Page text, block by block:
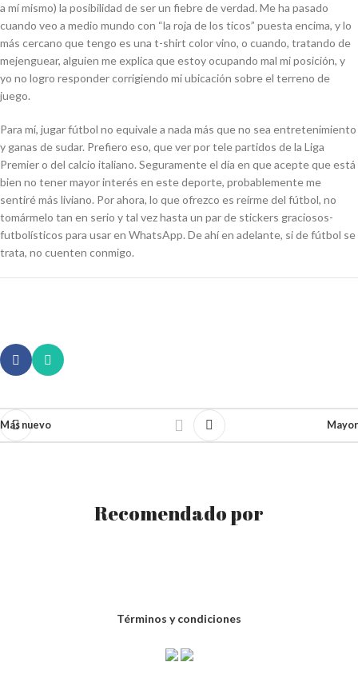
a mí mismo) la posibilidad de ser un fiebre de verdad. Me ha pasado
cuando veo a medio mundo con “la roja de los ticos” puesta encima, y lo
más cercano que tengo es una t-shirt color vino, o cuando, tratando de
mejenguear, alguien me explica que estoy ocupando mal mi posición, y
yo no logro responder corrigiendo mi ubicación sobre el terreno de
juego.
Para mí, jugar fútbol no equivale a nada más que no sea entretenimiento
y ganas de sudar. Prefiero eso, que ver por tele partidos de la Liga
Premier o del calcio italiano. Seguramente el día en que acepte que está
bien no tener mayor interés en este deporte, probablemente me
sentiré más liviano. Por ahora, lo que ofrezco es reírme del fútbol, no
tomármelo tan en serio y tal vez hasta un par de stickers graciosos-
futbolísticos para usar en WhatsApp. De ahí en adelante, si de fútbol se
trata, no cuenten conmigo.
Más nuevo Mayor
Recomendado por
Términos y condiciones